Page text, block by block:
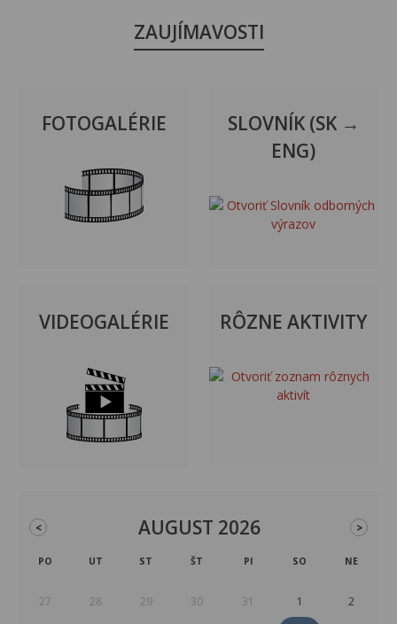
ZAUJÍMAVOSTI
FOTOGALÉRIE
SLOVNÍK (SK →
ENG)
VIDEOGALÉRIE RÔZNE AKTIVITY
< AUGUST 2026 >
PO UT ST ŠT PI SO NE
27 28 29 30 31 1 2